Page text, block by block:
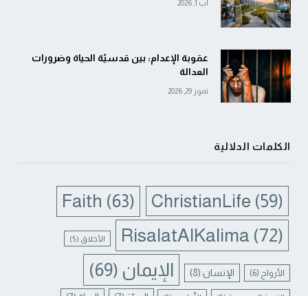
آب 1, 2026
عقوبة الإعدام: بين قدسيّة الحياة وضرورات
العدالة
تموز 29, 2026
الكلمات الدلالية
ChristianLife (59)
Faith (63)
RisalatAlKalima (72) الأخلاق (5)
الأرواح (6) الإنسان(8) الإيمان (69)